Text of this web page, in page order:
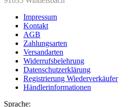
Impressum
Kontakt
AGB
Zahlungsarten
Versandarten
Widerrufsbelehrung
Datenschutzerklärung
Registrierung Wiederverkäufer
Händlerinformationen
Sprache: